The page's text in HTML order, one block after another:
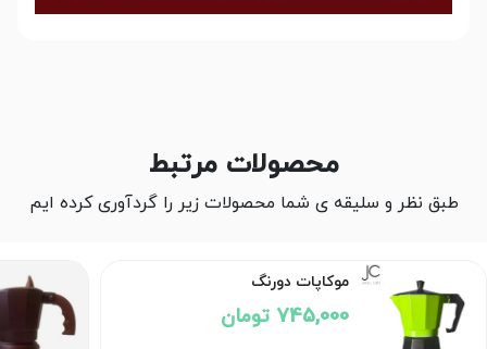
محصولات مرتبط
طبق نظر و سلیقه ی شما محصولات زیر را گردآوری کرده ایم
موکاپات دورنگ
745,000 تومان